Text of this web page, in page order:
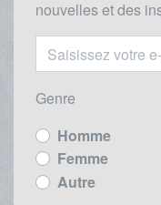
nouvelles et des
Genre
Homme
Femme
Autre